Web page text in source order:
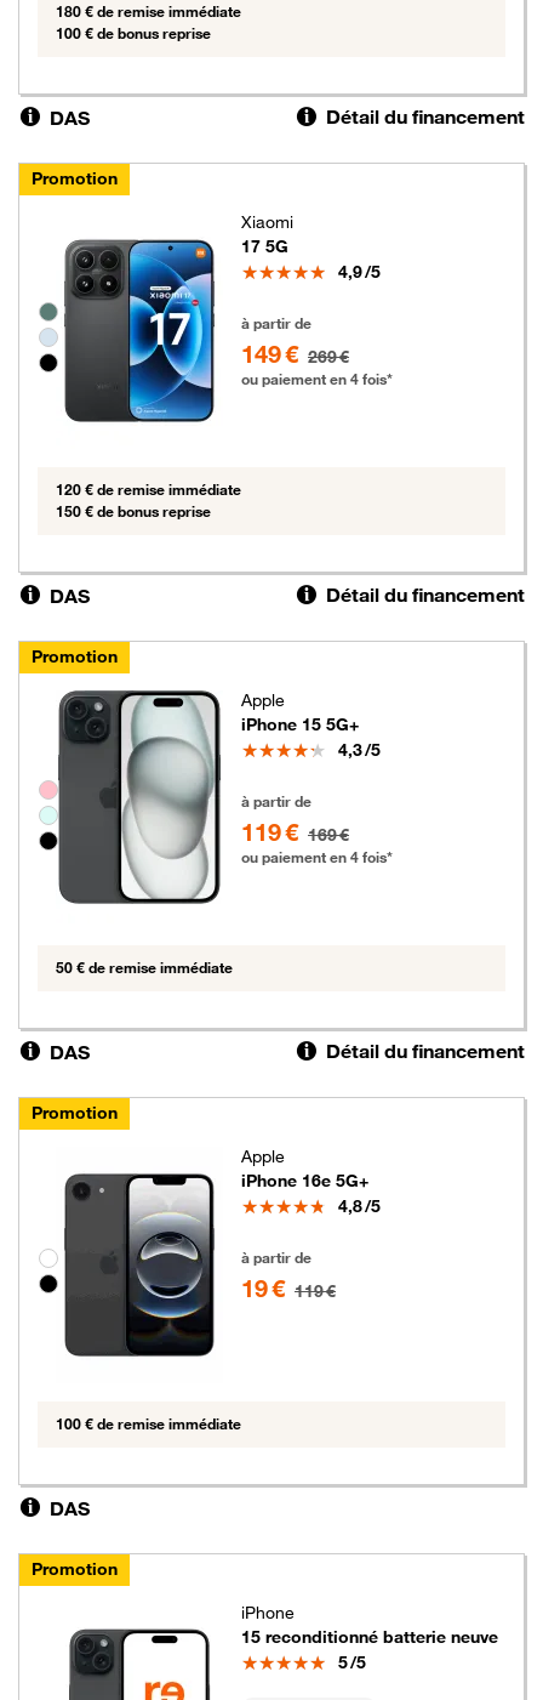
180 € de remise immédiate
100 € de bonus reprise
DAS Détail du financement
Promotion
Groupe de couleurs disponibles non sélectionnables
Xiaomi
17 5G
Note
4,9/5
à partir de
149 € 269 €
ou paiement en 4 fois*
120 € de remise immédiate
150 € de bonus reprise
DAS Détail du financement
Promotion
Groupe de couleurs disponibles non sélectionnables
Apple
iPhone 15 5G+
Note
4,3/5
à partir de
119 € 169 €
ou paiement en 4 fois*
50 € de remise immédiate
DAS Détail du financement
Promotion
Groupe de couleurs disponibles non sélectionnables
Apple
iPhone 16e 5G+
Note
4,8/5
à partir de
19 € 119 €
100 € de remise immédiate
DAS
Promotion
iPhone
15 reconditionné batterie neuve
Note
5/5